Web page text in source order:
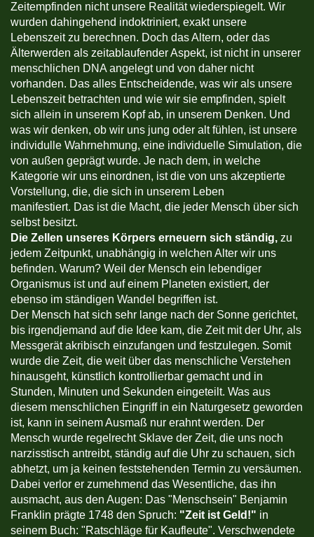
Zeitempfinden nicht unsere Realität wiederspiegelt. Wir
wurden dahingehend indoktriniert, exakt unsere
Lebenszeit zu berechnen. Doch das Altern, oder das
Älterwerden als zeitablaufender Aspekt, ist nicht in unserer
menschlichen DNA angelegt und von daher nicht
vorhanden. Das alles Entscheidende, was wir als unsere
Lebenszeit betrachten und wie wir sie empfinden, spielt
sich allein in unserem Kopf ab, in unserem Denken. Und
was wir denken, ob wir uns jung oder alt fühlen, ist unsere
individulle Wahrnehmung, eine individuelle Simulation, die
von außen geprägt wurde. Je nach dem, in welche
Kategorie wir uns einordnen, ist die von uns akzeptierte
Vorstellung, die, die sich in unserem Leben
manifestiert. Das ist die Macht, die jeder Mensch über sich
selbst besitzt.
Die Zellen unseres Körpers erneuern sich ständig, zu
jedem Zeitpunkt, unabhängig in welchen Alter wir uns
befinden. Warum? Weil der Mensch ein lebendiger
Organismus ist und auf einem Planeten existiert, der
ebenso im ständigen Wandel begriffen ist.
Der Mensch hat sich sehr lange nach der Sonne gerichtet,
bis irgendjemand auf die Idee kam, die Zeit mit der Uhr, als
Messgerät akribisch einzufangen und festzulegen. Somit
wurde die Zeit, die weit über das menschliche Verstehen
hinausgeht, künstlich kontrollierbar gemacht und in
Stunden, Minuten und Sekunden eingeteilt. Was aus
diesem menschlichen Eingriff in ein Naturgesetz geworden
ist, kann in seinem Ausmaß nur erahnt werden. Der
Mensch wurde regelrecht Sklave der Zeit, die uns noch
narzisstisch antreibt, ständig auf die Uhr zu schauen, sich
abhetzt, um ja keinen feststehenden Termin zu versäumen.
Dabei verlor er zumehmend das Wesentliche, das ihn
ausmacht, aus den Augen: Das "Menschsein" Benjamin
Franklin prägte 1748 den Spruch: "Zeit ist Geld!" in
seinem Buch: "Ratschläge für Kaufleute". Verschwendete